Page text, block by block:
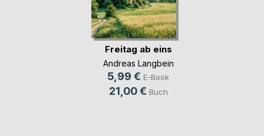
Freitag ab eins
Andreas Langbein
5,99 € E-Book
21,00 € Buch